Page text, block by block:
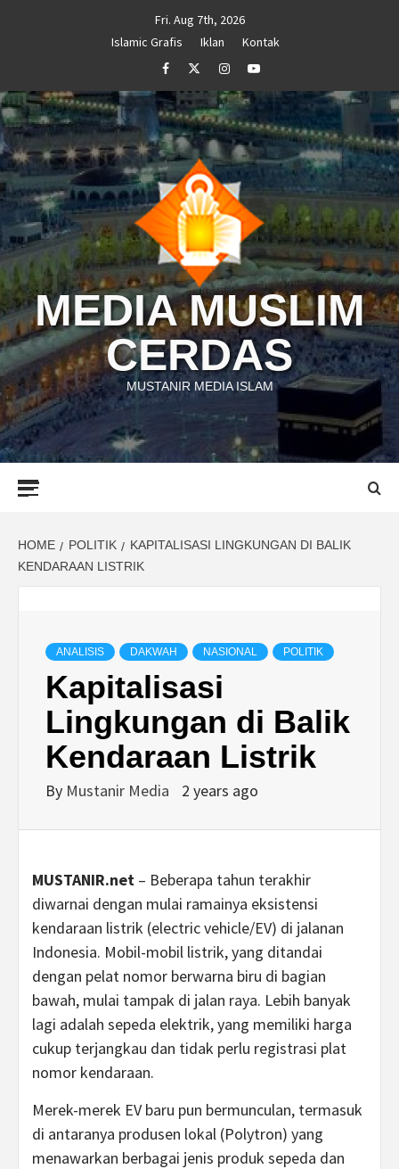
Fri. Aug 7th, 2026
Islamic Grafis
Iklan
Kontak
FacebookTwitterInstagramYoutube
MEDIA MUSLIM
CERDAS
MUSTANIR MEDIA ISLAM
HOME POLITIK
KAPITALISASI LINGKUNGAN DI BALIK
KENDARAAN LISTRIK
ANALISIS DAKWAH NASIONAL POLITIK
Kapitalisasi
Lingkungan di Balik
Kendaraan Listrik
By Mustanir Media 2 years ago
MUSTANIR.net – Beberapa tahun terakhir
diwarnai dengan mulai ramainya eksistensi
kendaraan listrik (electric vehicle/EV) di jalanan
Indonesia. Mobil-mobil listrik, yang ditandai
dengan pelat nomor berwarna biru di bagian
bawah, mulai tampak di jalan raya. Lebih banyak
lagi adalah sepeda elektrik, yang memiliki harga
cukup terjangkau dan tidak perlu registrasi plat
nomor kendaraan.
Merek-merek EV baru pun bermunculan, termasuk
di antaranya produsen lokal (Polytron) yang
menawarkan berbagai jenis produk sepeda dan